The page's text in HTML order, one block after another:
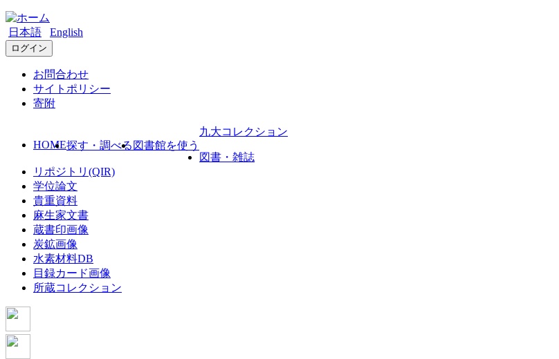
日本語 English
ログイン
お問合わせ
サイトポリシー
寄附
HOME探す・調べる 図書館を使う
九大コレクション
図書・雑誌
リポジトリ(QIR)
学位論文
貴重資料
麻生家文書
蔵書印画像
炭鉱画像
水素材料DB
目録カード画像
所蔵コレクション